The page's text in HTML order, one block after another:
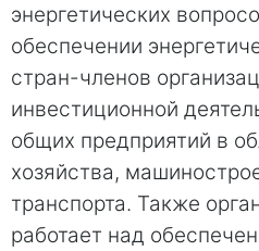
энергетических
обеспечении
стран-членов
инвестиционной
общих предприятий в
хозяйства,
транспорта. Также
работает над